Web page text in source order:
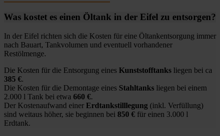
Was kostet es einen Öltank in der Eifel zu entsorgen?
In der Eifel richten sich die Kosten für eine Öltankentsorgung immer
nach Bauart, Tankvolumen und eventuell vorhandener
Restölmenge.
Die Kosten für die Entsorgung eines Kunststofftanks liegen bei ca
385 €.
Die Kosten für die Demontage eines Stahltanks liegen bei einem
2.000 l Tank bei etwa 660 €.
Der Kostenaufwand einer Erdtankstilllegung (inkl. Verfüllung)
sind weitaus höher, sie beginnen bei 850 € für einen 3.000 l
Erdtank.